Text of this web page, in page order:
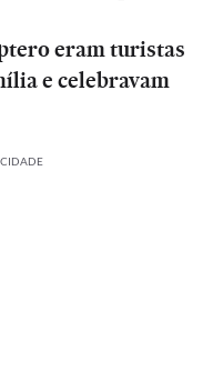
eram turistas
e celebravam